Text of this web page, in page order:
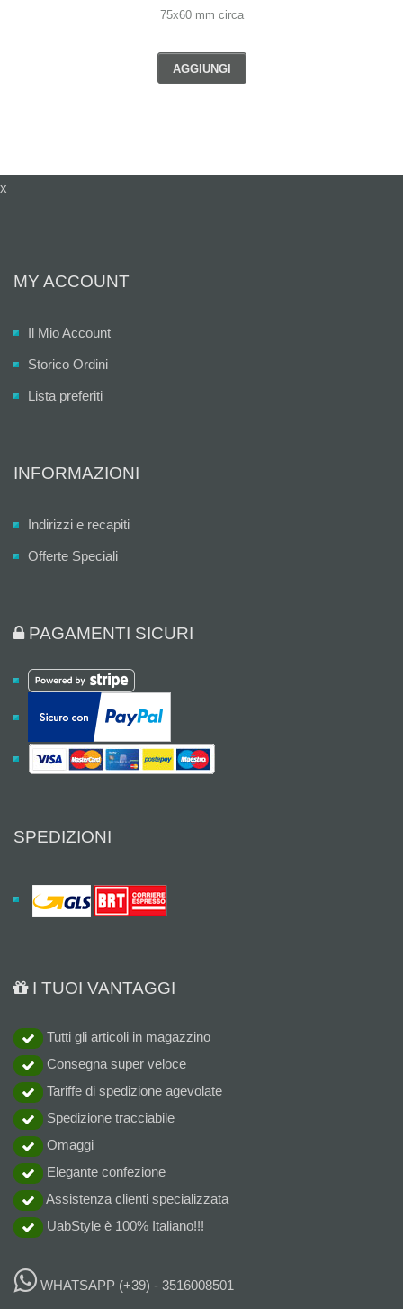
75x60 mm circa
AGGIUNGI
x
MY ACCOUNT
Il Mio Account
Storico Ordini
Lista preferiti
INFORMAZIONI
Indirizzi e recapiti
Offerte Speciali
PAGAMENTI SICURI
SPEDIZIONI
I TUOI VANTAGGI
Tutti gli articoli in magazzino
Consegna super veloce
Tariffe di spedizione agevolate
Spedizione tracciabile
Omaggi
Elegante confezione
Assistenza clienti specializzata
UabStyle è 100% Italiano!!!
WHATSAPP (+39) - 3516008501